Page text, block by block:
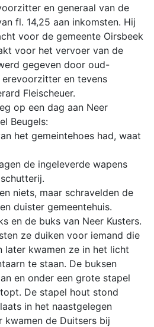
en generaal van de
fl. 14,25 aan inkomsten. Hij
voor de gemeente Oirsbeek
voor het vervoer van de
gegeven door oud-
en tevens
Fleischeuer.
op een dag aan Neer
Beugels:
het gemeintehoes had, waat
de ingeleverde wapens
niets, maar schravelden de
duister gemeentehuis.
en de buks van Neer Kusters.
ze duiken voor iemand die
later kwamen ze in het licht
te staan. De buksen
en onder een grote stapel
De stapel hout stond
in het naastgelegen
kwamen de Duitsers bij